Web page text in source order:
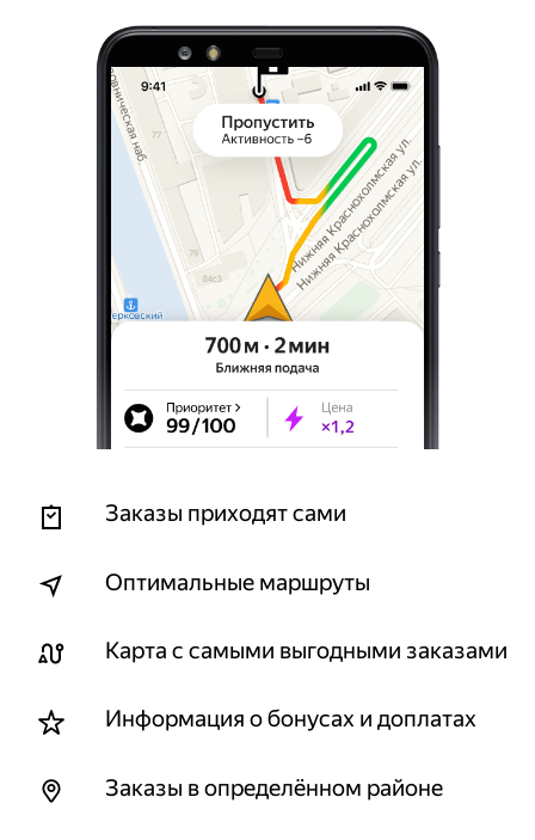
Заказы приходят сами
Оптимальные маршруты
Карта с самыми выгодными заказами
Информация о бонусах и доплатах
Заказы в определённом районе